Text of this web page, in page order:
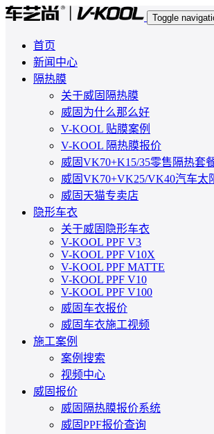
Toggle
首页
新闻中心
隔热膜
关于威固隔热膜
威固为什么那么好
V-KOOL 贴膜案例
V-KOOL 隔热膜报价
威固VK70+K15/35零售隔热套
威固VK70+VK25/VK40汽车太
威固天猫专卖店
隐形车衣
关于威固隐形车衣
V-KOOL PPF V3
V-KOOL PPF V10X
V-KOOL PPF MATTE
V-KOOL PPF V10
V-KOOL PPF V100
威固车衣报价
威固车衣施工视频
施工案例
案例搜索
视频中心
威固报价
威固隔热膜报价系统
威固PPF报价查询